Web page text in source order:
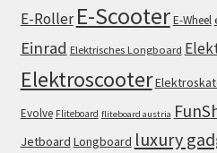
E-Roller E-ScooterE-Wheel
Einrad Elektrisches Longboard
Elektroscooter
Evolve Fliteboard fliteboard austria
Jetboard Longboard luxury